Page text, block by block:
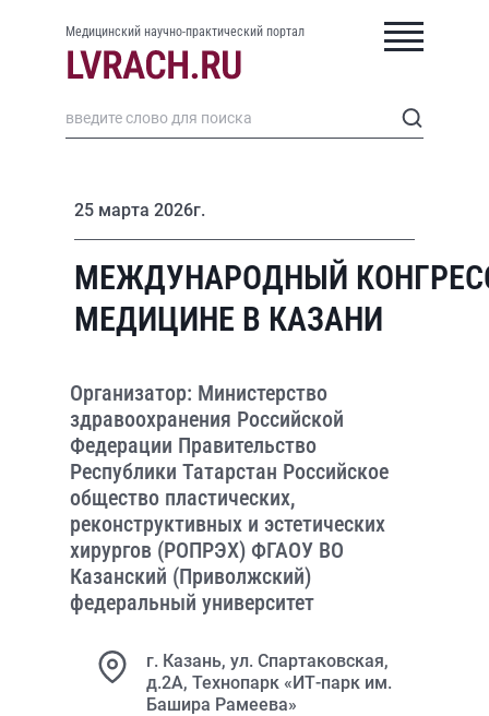
Медицинский научно-практический портал
25 марта 2026г.
МЕЖДУНАРОДНЫЙ
МЕДИЦИНЕ В КАЗАНИ
Организатор: Министерство
здравоохранения Российской
Федерации Правительство
Республики Татарстан Российское
общество пластических,
реконструктивных и эстетических
хирургов (РОПРЭХ) ФГАОУ ВО
Казанский (Приволжский)
федеральный университет
г. Казань, ул. Спартаковская,
д.2А, Технопарк «ИТ-парк им.
Башира Рамеева»